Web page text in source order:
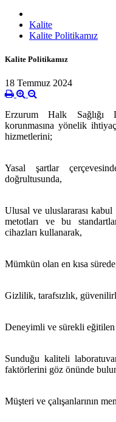
Kalite
Kalite Politikamız
Kalite Politikamız
18 Temmuz 2024
ErzurumHalk Sağlığı
korunmasına yönelik
hizmetlerini;
Yasal şartlar
doğrultusunda,
Ulusal ve uluslararası
metotları ve bu
cihazları kullanarak,
Mümkün olan en kısa
Gizlilik, tarafsızlık,
Deneyimli ve sürekli
Sunduğu kaliteli
faktörlerini göz önünde
Müşteri ve çalışanlarının